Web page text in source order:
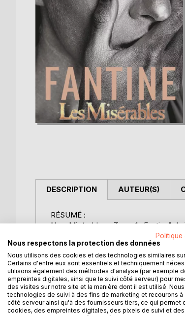
DESCRIPTION
RÉSUMÉ :
"Les Misérables - Tome 1 : Fantine"
France du XIXe siècle, une époque
figure de Jean Valjean, un ancien
de travaux forcés pour avoir volé du
rédemption, est un moment clé qui
femme abandonnée par son amant et
fille, Cosette. Hugo dépeint avec une
explorant des thèmes universels tels
personnages inoubliables et en
AUTEUR(S)
Nous respectons la protection des données
Nous utilisons des cookies et des technologies similaires
Certains d'entre eux sont essentiels et techniquement
utilisons également des méthodes d'analyse (par exemple
empreintes digitales, ainsi que le suivi côté serveur) pour
des visites sur notre site et la manière dont il est utilisé.
technologies de suivi à des fins de marketing et recourons
côté serveur ainsi qu'à des fournisseurs tiers, ce qui permet
cookies, des empreintes digitales, des pixels de suivi et des